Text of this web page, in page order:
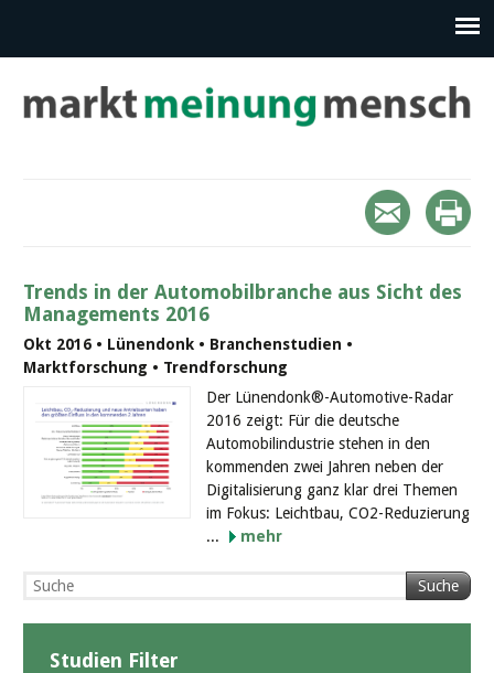
Trends in der Automobilbranche aus Sicht des
Managements 2016
Okt 2016 • Lünendonk • Branchenstudien •
Marktforschung • Trendforschung
Der Lünendonk®-Automotive-Radar
2016 zeigt: Für die deutsche
Automobilindustrie stehen in den
kommenden zwei Jahren neben der
Digitalisierung ganz klar drei Themen
im Fokus: Leichtbau, CO2-Reduzierung
...
mehr
Suche
Studien Filter